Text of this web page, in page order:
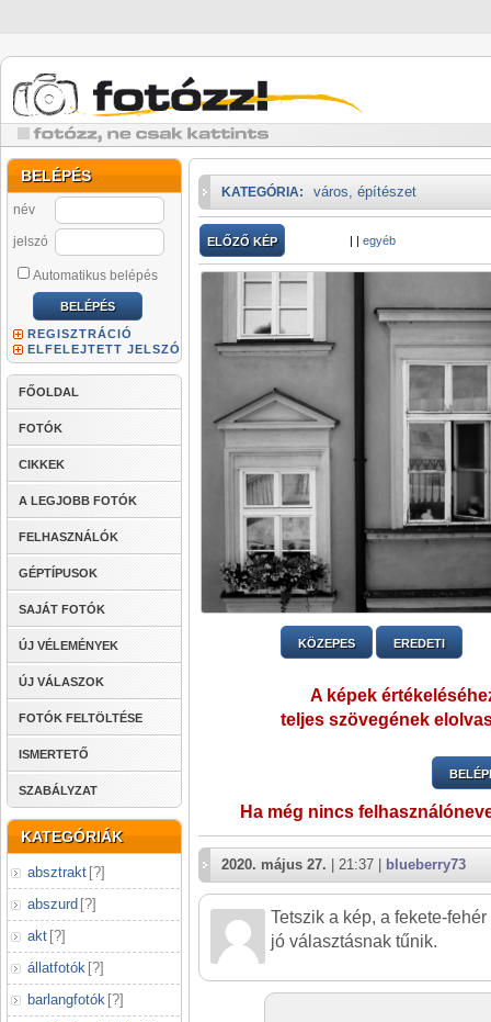
BELÉPÉS
név
jelszó
Automatikus belépés
REGISZTRÁCIÓ
ELFELEJTETT JELSZÓ
FŐOLDAL
FOTÓK
CIKKEK
A LEGJOBB FOTÓK
FELHASZNÁLÓK
GÉPTÍPUSOK
SAJÁT FOTÓK
ÚJ VÉLEMÉNYEK
ÚJ VÁLASZOK
FOTÓK FELTÖLTÉSE
ISMERTETŐ
SZABÁLYZAT
KATEGÓRIÁK
absztrakt [?]
abszurd [?]
akt [?]
állatfotók [?]
barlangfotók [?]
KATEGÓRIA: város, építészet
ELŐZŐ KÉP | | egyéb
KÖZEPES EREDETI
A képek
teljes szövegének
Ha még nincs
2020. május 27. | 21:37 | blueberry73
Tetszik a kép, a fekete-
jó választásnak tűnik.